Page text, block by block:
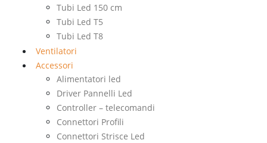
Tubi Led 150 cm
Tubi Led T5
Tubi Led T8
Ventilatori
Accessori
Alimentatori led
Driver Pannelli Led
Controller – telecomandi
Connettori Profili
Connettori Strisce Led